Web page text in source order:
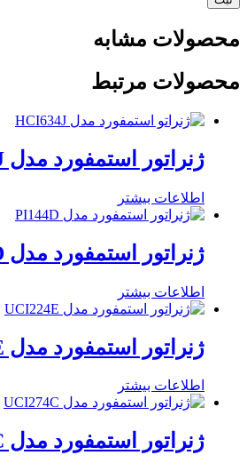
محصولات مشابه
محصولات مرتبط
ژنراتور استمفورد مدل HCI634J
اطلاعات بیشتر
ژنراتور استمفورد مدل PI144D
اطلاعات بیشتر
ژنراتور استمفورد مدل UCI224E
اطلاعات بیشتر
ژنراتور استمفورد مدل UCI274C